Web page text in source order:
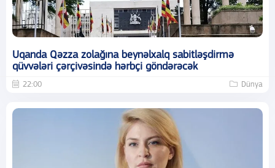
Uqanda Qəzza zolağına beynəlxalq sabitləşdirmə
qüvvələri çərçivəsində hərbçi göndərəcək
22:00 Dünya